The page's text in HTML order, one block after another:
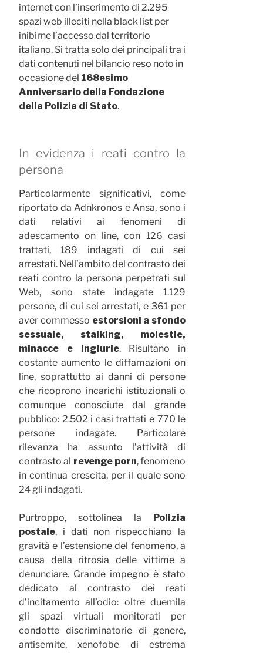
internet con l’inserimento di 2.295
spazi web illeciti nella black list per
inibirne l’accesso dal territorio
italiano. Si tratta solo dei principali tra i
dati contenuti nel bilancio reso noto in
occasione del 168esimo
Anniversario della Fondazione
della Polizia di Stato.
In evidenza i reati contro la
persona
Particolarmente significativi, come
riportato da Adnkronos e Ansa, sono i
dati relativi ai fenomeni di
adescamento on line, con 126 casi
trattati, 189 indagati di cui sei
arrestati. Nell’ambito del contrasto dei
reati contro la persona perpetrati sul
Web, sono state indagate 1.129
persone, di cui sei arrestati, e 361 per
aver commesso estorsioni a sfondo
sessuale, stalking, molestie,
minacce e ingiurie. Risultano in
costante aumento le diffamazioni on
line, soprattutto ai danni di persone
che ricoprono incarichi istituzionali o
comunque conosciute dal grande
pubblico: 2.502 i casi trattati e 770 le
persone indagate. Particolare
rilevanza ha assunto l’attività di
contrasto al revenge porn, fenomeno
in continua crescita, per il quale sono
24 gli indagati.
Purtroppo, sottolinea la Polizia
postale, i dati non rispecchiano la
gravità e l’estensione del fenomeno, a
causa della ritrosia delle vittime a
denunciare. Grande impegno è stato
dedicato al contrasto dei reati
d’incitamento all’odio: oltre duemila
gli spazi virtuali monitorati per
condotte discriminatorie di genere,
antisemite, xenofobe di estrema